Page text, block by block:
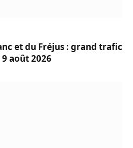
et du Fréjus : grand trafic
août 2026